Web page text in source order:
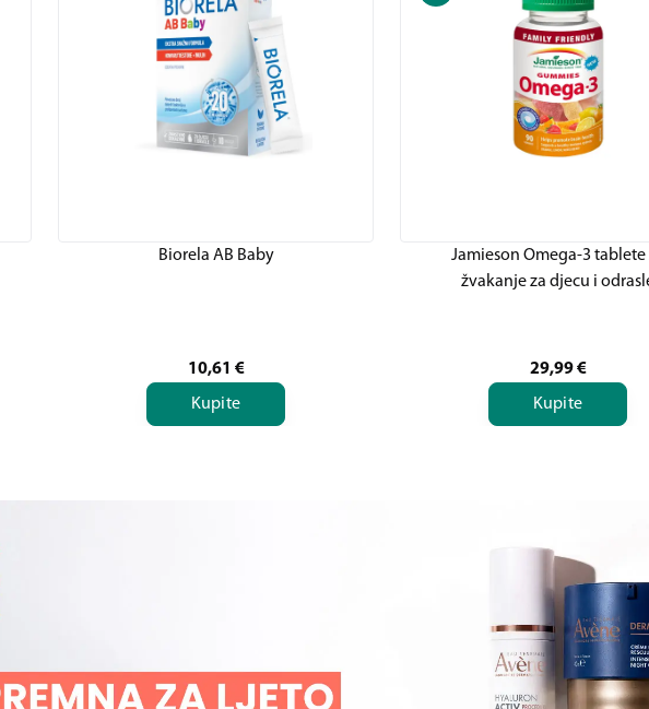
Biorela AB Baby
10,61 €
Kupite
Jamieson Omega-3 tablete
žvakanje za djecu i
29,99 €
Kupite